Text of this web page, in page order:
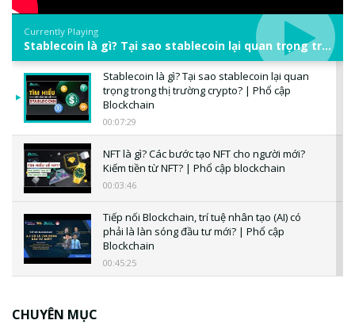
Currently Playing
Stablecoin là gì? Tại sao stablecoin lại quan trọng trong thị trường crypto? | Phổ cập Blockchain
Stablecoin là gì? Tại sao stablecoin lại quan
trọng trong thị trường crypto? | Phổ cập
Blockchain
00:07:29
NFT là gì? Các bước tạo NFT cho người mới?
Kiếm tiền từ NFT? | Phổ cập blockchain
00:03:46
Tiếp nối Blockchain, trí tuệ nhân tạo (AI) có
phải là làn sóng đầu tư mới? | Phổ cập
Blockchain
00:45:25
CHUYÊN MỤC